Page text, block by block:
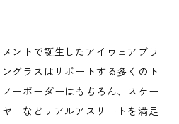
ントで誕生したアイウェアブラ
グラスはサポートする多くのト
ーボーダーはもちろん、スケー
ーなどリアルアスリートを満足